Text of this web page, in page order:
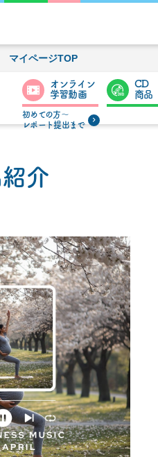
マイページTOP
オンライン
学習動画
初めての方〜
レポート提出まで
CD
商品
介